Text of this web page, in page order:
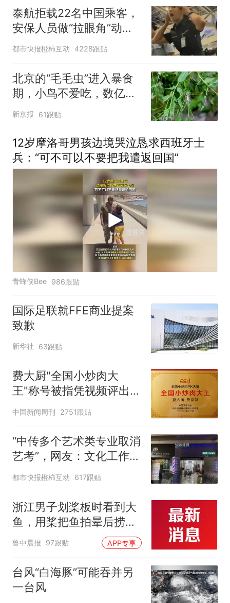
泰航拒载22名中国乘客，
安保人员做“拉眼角”动
作，泰国机场最新回应：
出；亲历者：曾承诺免费
改签但没兑现
都市快报橙柿互动 4228跟贴
北京的“毛毛虫”进入暴食
期，小鸟不爱吃，数亿头
小蜂迎战
新京报 61跟贴
12岁摩洛哥男孩边境哭泣恳求西班牙士
兵：“可不可以不要把我遣返回国”
青蜂侠Bee 986跟贴
国际足联就FFE商业提案
致歉
新华社 63跟贴
费大厨"全国小炒肉大
王"称号被指凭视频评出
官方回应
中国新闻周刊 2751跟贴
“中传多个艺术类专业取消
艺考”，网友：文化工作者
一定要有文化，这句话的
都市快报橙柿互动 617跟贴
浙江男子划桨板时看到大
鱼，用桨把鱼拍晕后捞
起；当事人：鱼重7斤6
两，做成红烧辣子鱼块，
味道很好
鲁中晨报 97跟贴 APP专享
台风“白海豚”可能吞并另
一台风